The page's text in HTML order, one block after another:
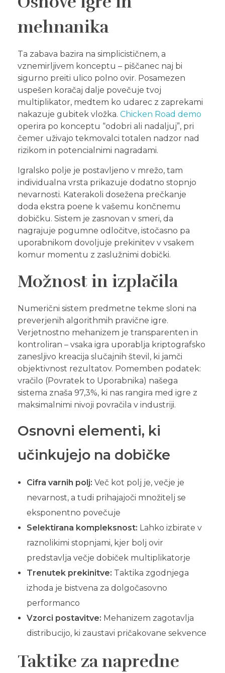
mehnanika
Ta zabava bazira na simplicističnem, a
vznemirljivem konceptu – piščanec naj bi
sigurno preiti ulico polno ovir. Posamezen
uspešen koračaj dalje povečuje tvoj
multiplikator, medtem ko udarec z zaprekami
nakazuje gubitek vložka. Chicken Road demo
operira po konceptu “odobri ali nadaljuj”, pri
čemer uživajo tekmovalci totalen nadzor nad
rizikom in potencialnimi nagradami.
Igralsko polje je postavljeno v mrežo, tam
individualna vrsta prikazuje dodatno stopnjo
nevarnosti. Katerakoli dosežena prečkanje
doda ekstra poene k vašemu končnemu
dobičku. Sistem je zasnovan v smeri, da
nagrajuje pogumne odločitve, istočasno pa
uporabnikom dovoljuje prekinitev v vsakem
komur momentu z zaslužnimi dobički.
Možnost in izplačila
Numerični sistem predmetne tekme sloni na
preverjenih algorithmih pravične igre.
Verjetnostno mehanizem je transparenten in
kontroliran – vsaka igra uporablja kriptografsko
zanesljivo kreacija slučajnih števil, ki jamči
objektivnost rezultatov. Pomemben podatek:
vračilo (Povratek to Uporabnika) našega
sistema znaša 97,3%, ki nas rangira med igre z
maksimalnimi nivoji povračila v industriji.
Osnovni elementi, ki
učinkujejo na dobičke
Cifra varnih polj: Več kot polj je, večje je
nevarnost, a tudi prihajajoči množitelj se
eksponentno povečuje
Selektirana kompleksnost: Lahko izbirate v
raznolikimi stopnjami, kjer bolj ovir
predstavlja večje dobiček multiplikatorje
Trenutek prekinitve: Taktika zgodnjega
izhoda je bistvena za dolgočasovno
performanco
Vzorci postavitve: Mehanizem zagotavlja
distribucijo, ki zaustavi pričakovane sekvence
Taktike za napredne